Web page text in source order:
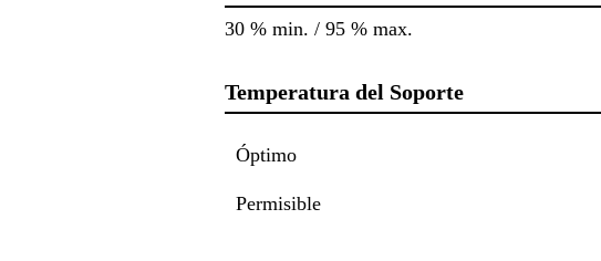
30 % min. / 95 % max.
Temperatura del Soporte
Óptimo
Permisible